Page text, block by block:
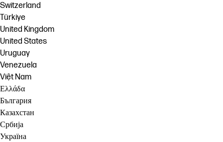
Switzerland
Türkiye
United Kingdom
United States
Uruguay
Venezuela
Việt Nam
Ελλάδα
България
Казахстан
Србија
Україна